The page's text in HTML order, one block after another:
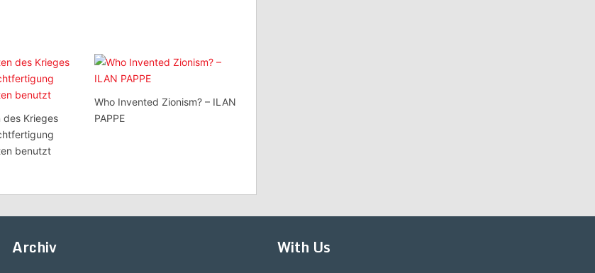
des Krieges
benutzt
Who Invented Zionism? – ILAN
PAPPE
Archiv With Us